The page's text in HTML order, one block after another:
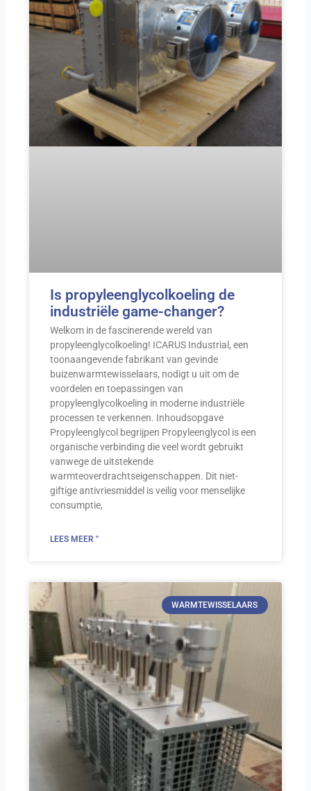
Is propyleenglycolkoeling de
industriële game-changer?
Welkom in de fascinerende wereld van
propyleenglycolkoeling! ICARUS Industrial, een
toonaangevende fabrikant van gevinde
buizenwarmtewisselaars, nodigt u uit om de
voordelen en toepassingen van
propyleenglycolkoeling in moderne industriële
processen te verkennen. Inhoudsopgave
Propyleenglycol begrijpen Propyleenglycol is een
organische verbinding die veel wordt gebruikt
vanwege de uitstekende
warmteoverdrachtseigenschappen. Dit niet-
giftige antivriesmiddel is veilig voor menselijke
consumptie,
LEES MEER "
WARMTEWISSELAARS